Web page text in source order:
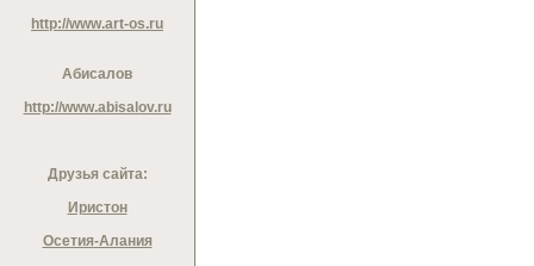
http://www.art-os.ru
Абисалов
http://www.abisalov.ru
Друзья сайта:
Иристон
Осетия-Алания